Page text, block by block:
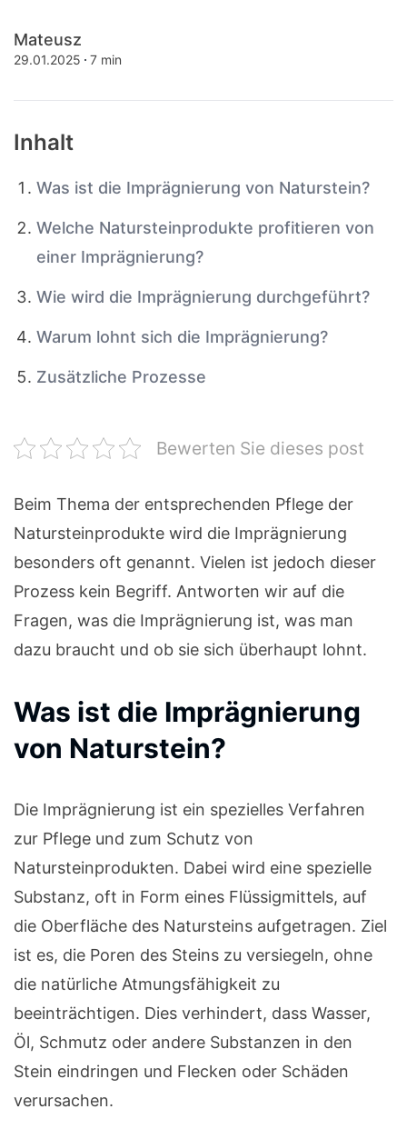
Mateusz
29.01.2025 7 min
Inhalt
Was ist die Imprägnierung von Naturstein?
Welche Natursteinprodukte profitieren von
einer Imprägnierung?
Wie wird die Imprägnierung durchgeführt?
Warum lohnt sich die Imprägnierung?
Zusätzliche Prozesse
Bewerten Sie dieses post
Beim Thema der entsprechenden Pflege der
Natursteinprodukte wird die Imprägnierung
besonders oft genannt. Vielen ist jedoch dieser
Prozess kein Begriff. Antworten wir auf die
Fragen, was die Imprägnierung ist, was man
dazu braucht und ob sie sich überhaupt lohnt.
Was ist die Imprägnierung
von Naturstein?
Die Imprägnierung ist ein spezielles Verfahren
zur Pflege und zum Schutz von
Natursteinprodukten. Dabei wird eine spezielle
Substanz, oft in Form eines Flüssigmittels, auf
die Oberfläche des Natursteins aufgetragen. Ziel
ist es, die Poren des Steins zu versiegeln, ohne
die natürliche Atmungsfähigkeit zu
beeinträchtigen. Dies verhindert, dass Wasser,
Öl, Schmutz oder andere Substanzen in den
Stein eindringen und Flecken oder Schäden
verursachen.